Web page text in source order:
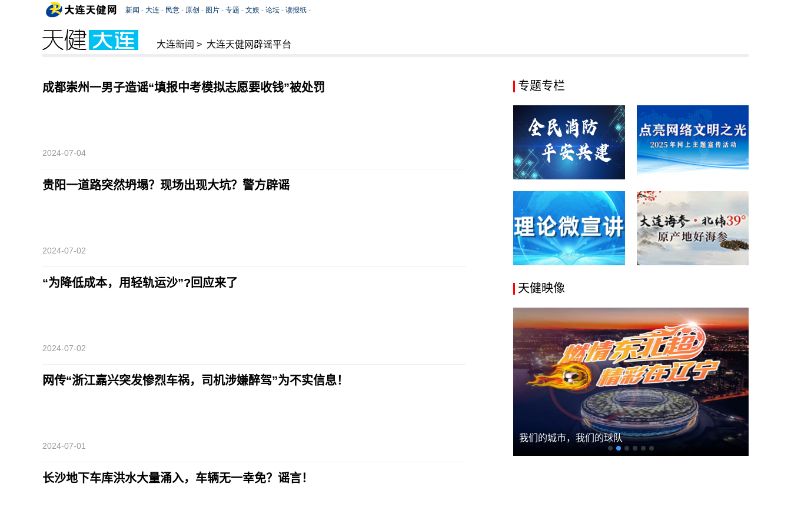
大连新闻 > 大连天健网辟谣平台
成都崇州一男子造谣“填报中考模拟志愿要收钱”被处罚
2024-07-04
贵阳一道路突然坍塌？现场出现大坑？警方辟谣
2024-07-02
“为降低成本，用轻轨运沙”?回应来了
2024-07-02
网传“浙江嘉兴突发惨烈车祸，司机涉嫌醉驾”为不实信息！
2024-07-01
长沙地下车库洪水大量涌入，车辆无一幸免？谣言！